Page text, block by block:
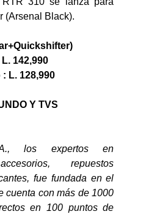
(Arsenal Black).
142,990
L. 128,990
Y TVS
los expertos en
repuestos
fue fundada en el
cuenta con más de 1000
en 100 puntos de